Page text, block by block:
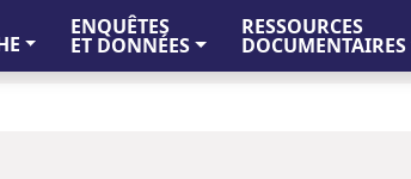
ENQUÊTES
ET DONNÉES
RESSOURCES
DOCUMENTAIRES